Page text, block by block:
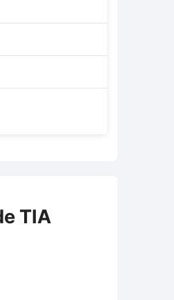
TIA